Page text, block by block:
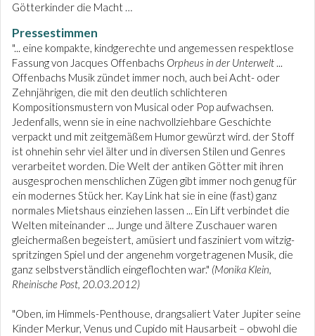
Götterkinder die Macht …
Pressestimmen
"... eine kompakte, kindgerechte und angemessen respektlose
Fassung von Jacques Offenbachs Orpheus in der Unterwelt ...
Offenbachs Musik zündet immer noch, auch bei Acht- oder
Zehnjährigen, die mit den deutlich schlichteren
Kompositionsmustern von Musical oder Pop aufwachsen.
Jedenfalls, wenn sie in eine nachvollziehbare Geschichte
verpackt und mit zeitgemäßem Humor gewürzt wird. der Stoff
ist ohnehin sehr viel älter und in diversen Stilen und Genres
verarbeitet worden. Die Welt der antiken Götter mit ihren
ausgesprochen menschlichen Zügen gibt immer noch genug für
ein modernes Stück her. Kay Link hat sie in eine (fast) ganz
normales Mietshaus einziehen lassen ... Ein Lift verbindet die
Welten miteinander ... Junge und ältere Zuschauer waren
gleichermaßen begeistert, amüsiert und fasziniert vom witzig-
spritzingen Spiel und der angenehm vorgetragenen Musik, die
ganz selbstverständlich eingeflochten war." (Monika Klein,
Rheinische Post, 20.03.2012)
"Oben, im Himmels-Penthouse, drangsaliert Vater Jupiter seine
Kinder Merkur, Venus und Cupido mit Hausarbeit – obwohl die